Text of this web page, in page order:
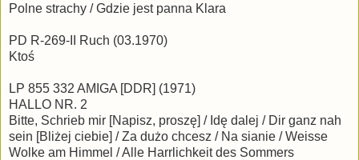
Polne strachy / Gdzie jest panna Klara
PD R-269-II Ruch (03.1970)
Ktoś
LP 855 332 AMIGA [DDR] (1971)
HALLO NR. 2
Bitte, Schrieb mir [Napisz, proszę] / Idę dalej / Dir ganz nah
sein [Bliżej ciebie] / Za dużo chcesz / Na sianie / Weisse
Wolke am Himmel / Alle Harrlichkeit des Sommers